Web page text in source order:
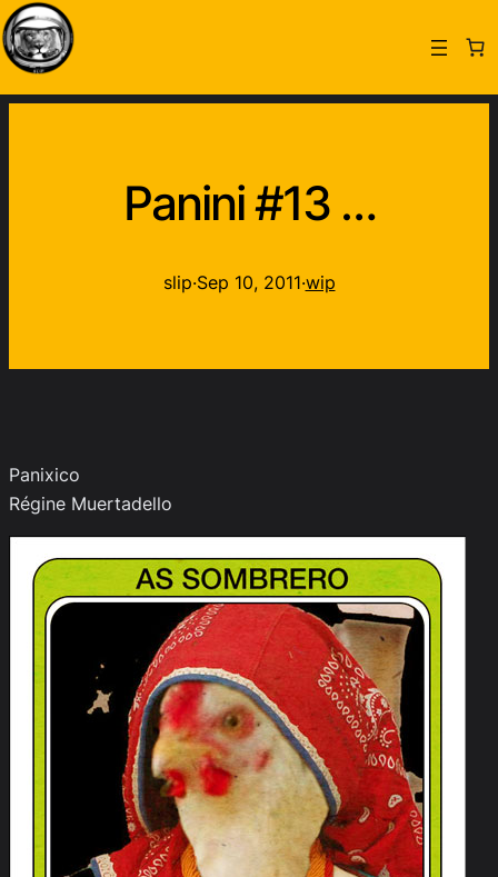
Panini #13 …
slip·Sep 10, 2011·wip
Panixico
Régine Muertadello